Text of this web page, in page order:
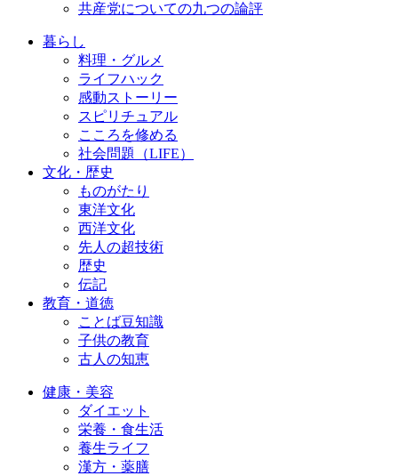
共産党についての九つの論評
暮らし
料理・グルメ
ライフハック
感動ストーリー
スピリチュアル
こころを修める
社会問題（LIFE）
文化・歴史
ものがたり
東洋文化
西洋文化
先人の超技術
歴史
伝記
教育・道徳
ことば豆知識
子供の教育
古人の知恵
健康・美容
ダイエット
栄養・食生活
養生ライフ
漢方・薬膳